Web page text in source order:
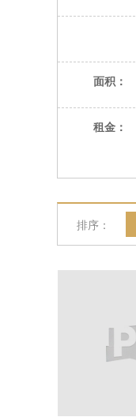
面积：
租金：
排序：